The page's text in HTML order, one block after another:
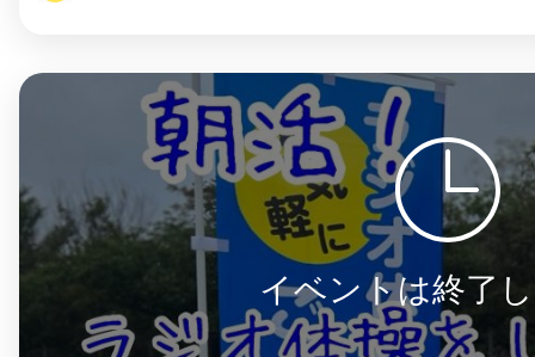
イベントは終了